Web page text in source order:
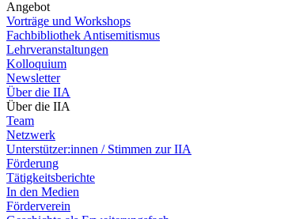
Angebot
Vorträge und Workshops
Fachbibliothek Antisemitismus
Lehrveranstaltungen
Kolloquium
Newsletter
Über die IIA
Über die IIA
Team
Netzwerk
Unterstützer:innen / Stimmen zur IIA
Förderung
Tätigkeitsberichte
In den Medien
Förderverein